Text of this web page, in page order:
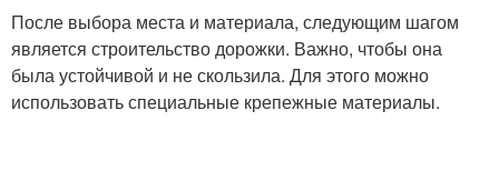
После выбора места и материала, следующим шагом
является строительство дорожки. Важно, чтобы она
была устойчивой и не скользила. Для этого можно
использовать специальные крепежные материалы.